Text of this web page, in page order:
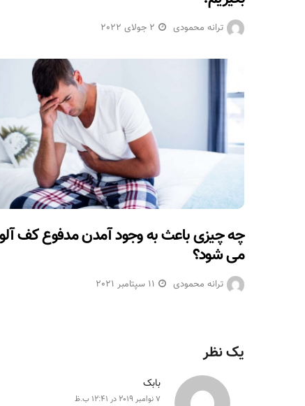
ترانه محمودی 2 جولای 2022
چه چیزی باعث به وجود آمدن مدفوع کف
می شود؟
ترانه محمودی 11 سپتامبر 2021
یک نظر
بابک
7 نوامبر 2019 در 12:41 ب.ظ